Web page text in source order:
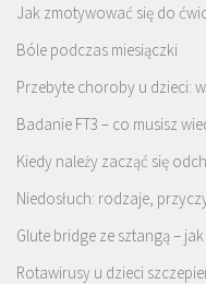
Jak zmotywować się do
Bóle podczas miesiączki
Przebyte choroby u dzieci:
Badanie FT3 – co musisz
Kiedy należy zacząć się
Niedosłuch: rodzaje,
Glute bridge ze sztangą –
Rotawirusy u dzieci